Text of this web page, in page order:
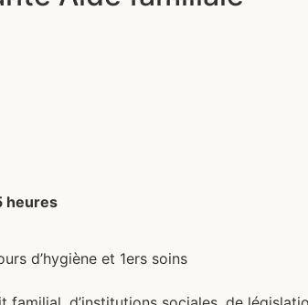
heures
d’hygiène et 1ers soins